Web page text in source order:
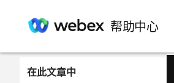
帮助中心
在此文章中